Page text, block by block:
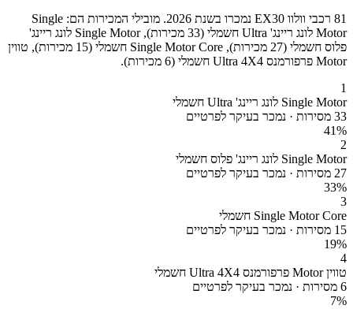
81 רכבי וולוו EX30 נמכרו בשנת 2026. מובילי המכירות הם: Single
Motor לונג ריינג' Ultra חשמלי (33 מכירות), Single Motor לונג ריינג'
פלוס חשמלי (27 מכירות), Single Motor Core חשמלי (15 מכירות), טווין
Motor פרפורמנס Ultra 4X4 חשמלי (6 מכירות).
1
Single Motor לונג ריינג' Ultra חשמלי
33 מסירות · נמכר בעיקר לפרטיים
41%
2
Single Motor לונג ריינג' פלוס חשמלי
27 מסירות · נמכר בעיקר לפרטיים
33%
3
Single Motor Core חשמלי
15 מסירות · נמכר בעיקר לפרטיים
19%
4
טווין Motor פרפורמנס Ultra 4X4 חשמלי
6 מסירות · נמכר בעיקר לפרטיים
7%